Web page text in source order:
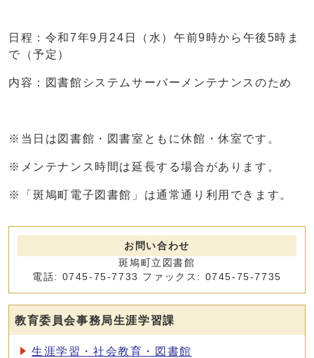
日程：令和7年9月24日（水）午前9時から午後5時ま
で（予定）
内容：図書館システムサーバーメンテナンスのため
※当日は図書館・図書室ともに休館・休室です。
※メンテナンス時間は延長する場合があります。
※「斑鳩町電子図書館」は通常通り利用できます。
お問い合わせ
斑鳩町立図書館
電話: 0745-75-7733 ファックス: 0745-75-7735
教育委員会事務局生涯学習課
生涯学習・社会教育・図書館